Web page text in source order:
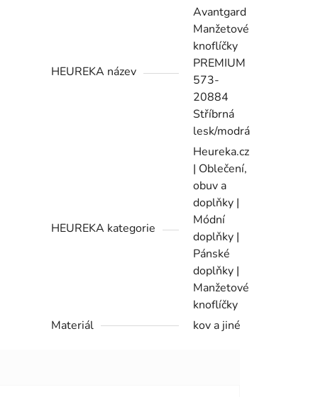
HEUREKA název
Avantgard
Manžetové
knoflíčky
PREMIUM
573-
20884
Stříbrná
lesk/modrá
HEUREKA kategorie
Heureka.cz
| Oblečení,
obuv a
doplňky |
Módní
doplňky |
Pánské
doplňky |
Manžetové
knoflíčky
Materiál
kov a jiné